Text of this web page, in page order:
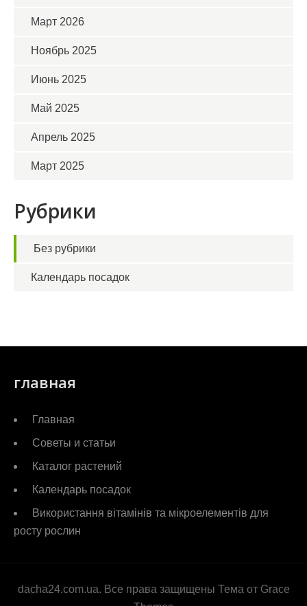
Март 2026
Ноябрь 2025
Июнь 2025
Май 2025
Апрель 2025
Март 2025
Рубрики
Без рубрики
Календарь посадок
главная
Главная
Советы и статьи
Каталог растений
Календарь посадок
Використання вітамінів та мікроелементів для
росту рослин
dacha24.com.ua. Все права защищены Тема от Grace